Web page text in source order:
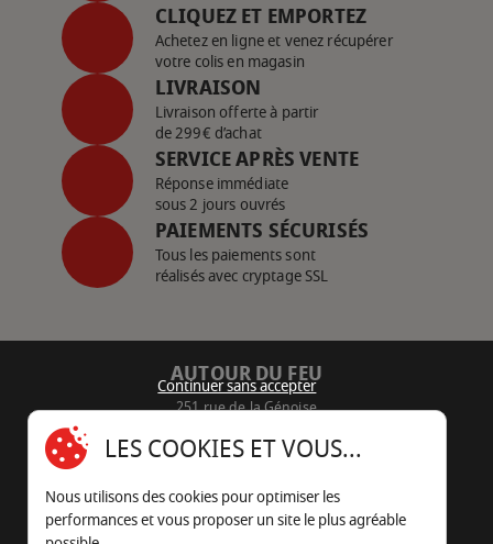
CLIQUEZ ET EMPORTEZ
Achetez en ligne et venez récupérer
votre colis en magasin
LIVRAISON
Livraison offerte à partir
de 299€ d’achat
SERVICE APRÈS VENTE
Réponse immédiate
sous 2 jours ouvrés
PAIEMENTS SÉCURISÉS
Tous les paiements sont
réalisés avec cryptage SSL
AUTOUR DU FEU
251 rue de la Génoise
05 45 22 98 09
Nous envoyer un e-mail
Continuer sans accepter
LES COOKIES ET VOUS...
Nous utilisons des cookies pour optimiser les
performances et vous proposer un site le plus agréable